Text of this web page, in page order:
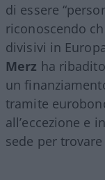
di essere
riconoscendo
divisivi in
Merz ha
un
tramite
all’eccezione e
sede per